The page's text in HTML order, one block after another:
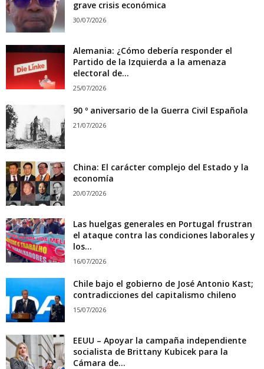
grave crisis económica
30/07/2026
Alemania: ¿Cómo debería responder el
Partido de la Izquierda a la amenaza
electoral de...
25/07/2026
90 º aniversario de la Guerra Civil Española
21/07/2026
China: El carácter complejo del Estado y la
economía
20/07/2026
Las huelgas generales en Portugal frustran
el ataque contra las condiciones laborales y
los...
16/07/2026
Chile bajo el gobierno de José Antonio Kast;
contradicciones del capitalismo chileno
15/07/2026
EEUU – Apoyar la campaña independiente
socialista de Brittany Kubicek para la
Cámara de...